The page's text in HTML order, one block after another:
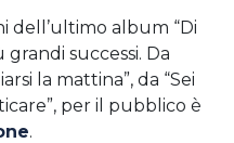
dell’ultimo album “Di
successi. Da
la mattina”, da “Sei
per il pubblico è
.